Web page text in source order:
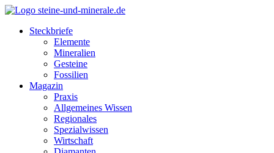
Steckbriefe
Elemente
Mineralien
Gesteine
Fossilien
Magazin
Praxis
Allgemeines Wissen
Regionales
Spezialwissen
Wirtschaft